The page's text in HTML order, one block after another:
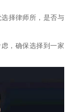
择律师所，是否与
，确保选择到一家